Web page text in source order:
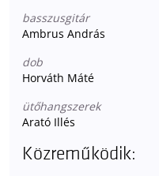
basszusgitár
Ambrus András
dob
Horváth Máté
ütőhangszerek
Arató Illés
Közreműködik: